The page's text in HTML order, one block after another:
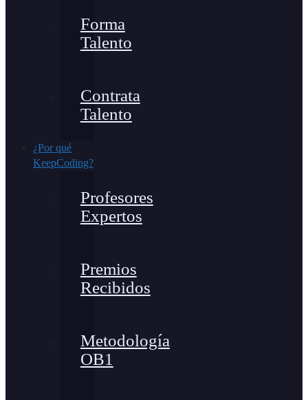
Forma
Talento
Contrata
Talento
¿Por qué
KeepCoding?
Profesores
Expertos
Premios
Recibidos
Metodología
OB1